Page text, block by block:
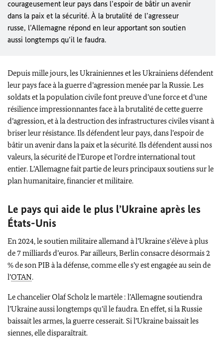
courageusement leur pays dans l’espoir de bâtir un avenir
dans la paix et la sécurité. À la brutalité de l’agresseur
russe, l’Allemagne répond en leur apportant son soutien
aussi longtemps qu’il le faudra.
Depuis mille jours, les Ukrainiennes et les Ukrainiens défendent
leur pays face à la guerre d’agression menée par la Russie. Les
soldats et la population civile font preuve d’une force et d’une
résilience impressionnantes face à la brutalité de cette guerre
d’agression, et à la destruction des infrastructures civiles visant à
briser leur résistance. Ils défendent leur pays, dans l’espoir de
bâtir un avenir dans la paix et la sécurité. Ils défendent aussi nos
valeurs, la sécurité de l’Europe et l’ordre international tout
entier. L’Allemagne fait partie de leurs principaux soutiens sur le
plan humanitaire, financier et militaire.
Le pays qui aide le plus l’Ukraine après les
États-Unis
En 2024, le soutien militaire allemand à l’Ukraine s’élève à plus
de 7 milliards d’euros. Par ailleurs, Berlin consacre désormais 2
% de son PIB à la défense, comme elle s’y est engagée au sein de
l’OTAN.
Le chancelierOlaf Scholzle martèle : l’Allemagne soutiendra
l’Ukraine aussi longtemps qu’il le faudra. En effet, si la Russie
baissait les armes, la guerre cesserait. Si l’Ukraine baissait les
siennes, elle disparaîtrait.